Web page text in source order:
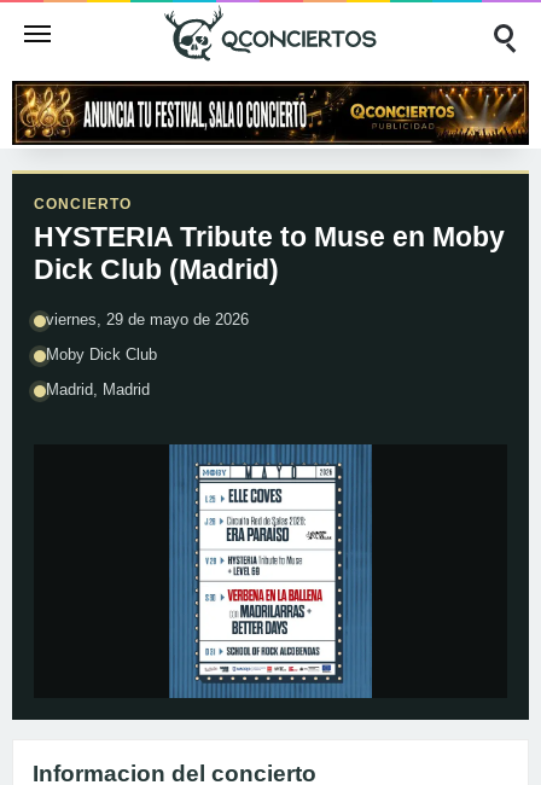
CONCIERTO
HYSTERIA Tribute to Muse en Moby
Dick Club (Madrid)
viernes, 29 de mayo de 2026
Moby Dick Club
Madrid, Madrid
Informacion del concierto